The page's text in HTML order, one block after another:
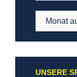
UNSERE